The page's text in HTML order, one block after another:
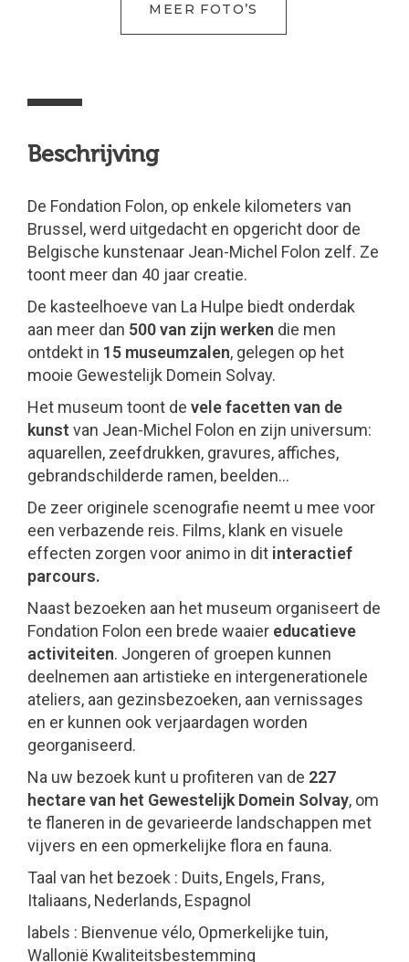
MEER FOTO’S
Beschrijving
De Fondation Folon, op enkele kilometers van
Brussel, werd uitgedacht en opgericht door de
Belgische kunstenaar Jean-Michel Folon zelf. Ze
toont meer dan 40 jaar creatie.
De kasteelhoeve van La Hulpe biedt onderdak
aan meer dan 500 van zijn werken die men
ontdekt in 15 museumzalen, gelegen op het
mooie Gewestelijk Domein Solvay.
Het museum toont de vele facetten van de
kunst van Jean-Michel Folon en zijn universum:
aquarellen, zeefdrukken, gravures, affiches,
gebrandschilderde ramen, beelden…
De zeer originele scenografie neemt u mee voor
een verbazende reis. Films, klank en visuele
effecten zorgen voor animo in dit interactief
parcours.
Naast bezoeken aan het museum organiseert de
Fondation Folon een brede waaier educatieve
activiteiten. Jongeren of groepen kunnen
deelnemen aan artistieke en intergenerationele
ateliers, aan gezinsbezoeken, aan vernissages
en er kunnen ook verjaardagen worden
georganiseerd.
Na uw bezoek kunt u profiteren van de 227
hectare van het Gewestelijk Domein Solvay, om
te flaneren in de gevarieerde landschappen met
vijvers en een opmerkelijke flora en fauna.
Taal van het bezoek : Duits, Engels, Frans,
Italiaans, Nederlands, Espagnol
labels : Bienvenue vélo, Opmerkelijke tuin,
Wallonië Kwaliteitsbestemming